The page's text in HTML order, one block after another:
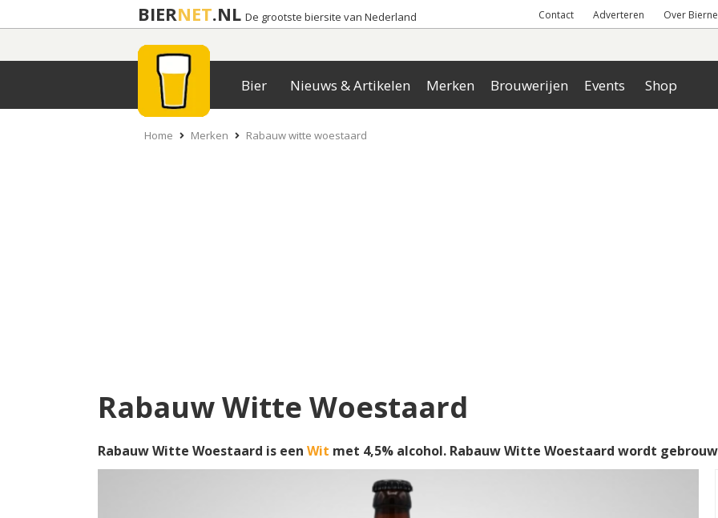
BIERNET.NL De grootste biersite van Nederland Contact Adverteren Over
Bier Nieuws & Artikelen Merken Brouwerijen Events Shop
Home Merken Rabauw witte woestaard
Rabauw Witte Woestaard
Rabauw Witte Woestaard is een Wit met 4,5% alcohol. Rabauw Witte Woestaard wordt